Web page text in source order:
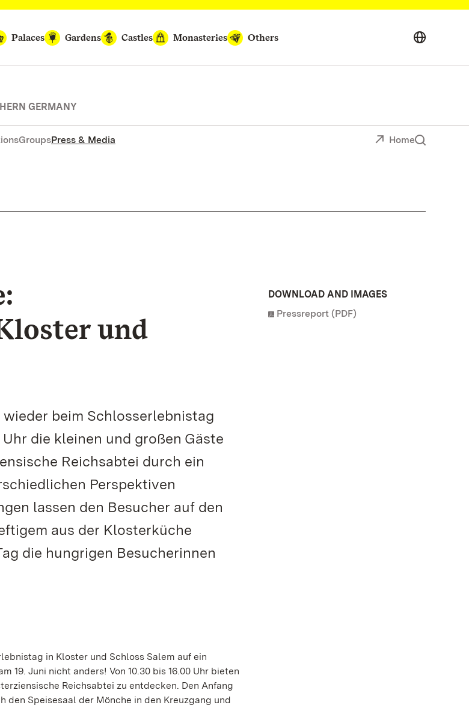
Palaces
Gardens Castles Monasteries Others
GERMANY
GroupsPress & Media Home
und
beim Schlosserlebnistag
die kleinen und großen Gäste
Reichsabtei durch ein
Perspektiven
lassen den Besucher auf den
aus der Klosterküche
die hungrigen Besucherinnen
in Kloster und Schloss Salem auf ein
19. Juni nicht anders! Von 10.30 bis 16.00 Uhr bieten
Reichsabtei zu entdecken. Den Anfang
den Speisesaal der Mönche in den Kreuzgang und
DOWNLOAD AND IMAGES
Pressreport (PDF)